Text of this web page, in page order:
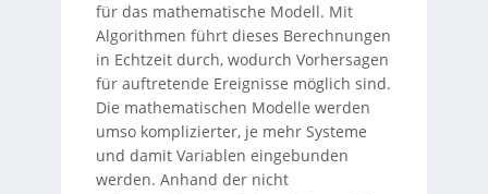
für das mathematische Modell. Mit
Algorithmen führt dieses Berechnungen
in Echtzeit durch, wodurch Vorhersagen
für auftretende Ereignisse möglich sind.
Die mathematischen Modelle werden
umso komplizierter, je mehr Systeme
und damit Variablen eingebunden
werden. Anhand der nicht